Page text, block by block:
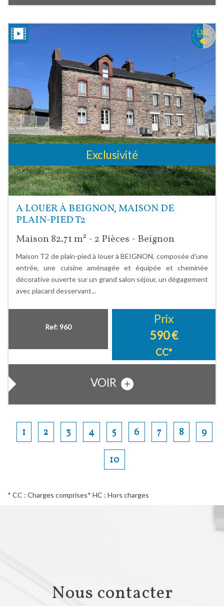
Exclusivité
A LOUER À BEIGNON, MAISON DE
PLAIN-PIED T2
Maison 82.71 m² - 2 Pièces - Beignon
Maison T2 de plain-pied à louer à BEIGNON, composée d'une
entrée, une cuisine aménagée et équipée et cheminée
décorative ouverte sur un grand salon séjour, un dégagement
avec placard desservant...
Ref: 960
Prix
590 €
CC*
VOIR
1 2 3 4 5 6 7 8
9
10
* CC : Charges comprises* HC : Hors charges
Nous contacter